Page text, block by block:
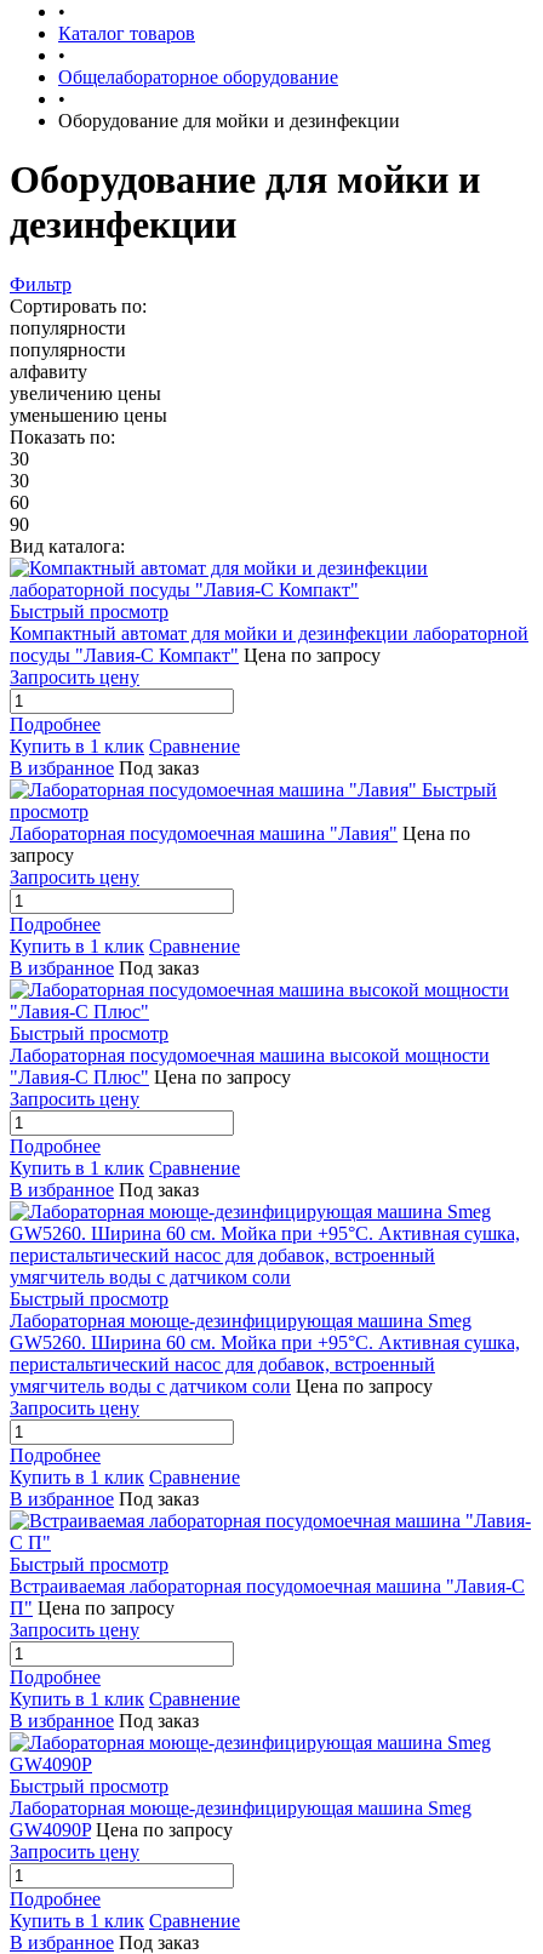
•
Каталог товаров
•
Общелабораторное оборудование
•
Оборудование для мойки и дезинфекции
Оборудование для мойки и
дезинфекции
Фильтр
Сортировать по:
популярности
популярности
алфавиту
увеличению цены
уменьшению цены
Показать по:
30
30
60
90
Вид каталога:
Быстрый просмотр
Компактный автомат для мойки и дезинфекции лабораторной
посуды "Лавия-С Компакт" Цена по запросу
Запросить цену
Подробнее
Купить в 1 клик Сравнение
В избранное Под заказ
Быстрый
просмотр
Лабораторная посудомоечная машина "Лавия" Цена по
запросу
Запросить цену
Подробнее
Купить в 1 клик Сравнение
В избранное Под заказ
Быстрый просмотр
Лабораторная посудомоечная машина высокой мощности
"Лавия-С Плюс" Цена по запросу
Запросить цену
Подробнее
Купить в 1 клик Сравнение
В избранное Под заказ
Быстрый просмотр
Лабораторная моюще-дезинфицирующая машина Smeg
GW5260. Ширина 60 см. Мойка при +95°С. Активная сушка,
перистальтический насос для добавок, встроенный
умягчитель воды с датчиком соли Цена по запросу
Запросить цену
Подробнее
Купить в 1 клик Сравнение
В избранное Под заказ
Быстрый просмотр
Встраиваемая лабораторная посудомоечная машина "Лавия-С
П" Цена по запросу
Запросить цену
Подробнее
Купить в 1 клик Сравнение
В избранное Под заказ
Быстрый просмотр
Лабораторная моюще-дезинфицирующая машина Smeg
GW4090P Цена по запросу
Запросить цену
Подробнее
Купить в 1 клик Сравнение
В избранное Под заказ